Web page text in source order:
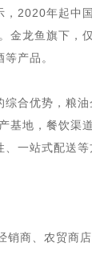
2020年起中
龙鱼旗下，
产品。
合优势，粮
基地，餐饮渠
一站式配送
商、农贸商